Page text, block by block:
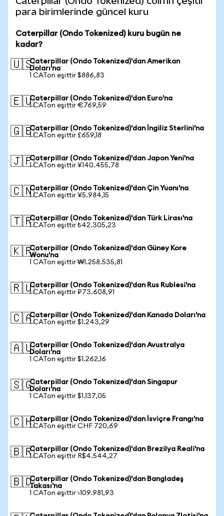
para birimlerinde güncel kuru
Caterpillar (Ondo Tokenized) kuru bugün ne
kadar?
🇺🇸Caterpillar (Ondo Tokenized)'dan Amerikan
Doları'na
1 CATon eşittir $886,83
🇪🇺Caterpillar (Ondo Tokenized)'dan Euro'na
1 CATon eşittir €769,59
🇬🇧Caterpillar (Ondo Tokenized)'dan İngiliz Sterlini'na
1 CATon eşittir £659,18
🇯🇵Caterpillar (Ondo Tokenized)'dan Japon Yeni'na
1 CATon eşittir ¥140.455,78
🇨🇳Caterpillar (Ondo Tokenized)'dan Çin Yuanı'na
1 CATon eşittir ¥5.984,15
🇹🇷Caterpillar (Ondo Tokenized)'dan Türk Lirası'na
1 CATon eşittir ₺42.305,23
🇰🇷Caterpillar (Ondo Tokenized)'dan Güney Kore
Wonu'na
1 CATon eşittir ₩1.258.535,81
🇷🇺Caterpillar (Ondo Tokenized)'dan Rus Rublesi'na
1 CATon eşittir ₽73.608,91
🇨🇦Caterpillar (Ondo Tokenized)'dan Kanada Doları'na
1 CATon eşittir $1.243,29
🇦🇺Caterpillar (Ondo Tokenized)'dan Avustralya
Doları'na
1 CATon eşittir $1.262,16
🇸🇬Caterpillar (Ondo Tokenized)'dan Singapur
Doları'na
1 CATon eşittir $1.137,05
🇨🇭Caterpillar (Ondo Tokenized)'dan İsviçre Frangı'na
1 CATon eşittir CHF 720,69
🇧🇷Caterpillar (Ondo Tokenized)'dan Brezilya Reali'na
1 CATon eşittir R$4.544,27
🇧🇩Caterpillar (Ondo Tokenized)'dan Bangladeş
Takası'na
1 CATon eşittir ৳109.981,93